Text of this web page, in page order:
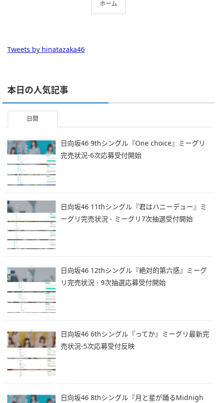
ホーム
Tweets by hinatazaka46
本日の人気記事
日間
日向坂46 9thシングル『One choice』ミーグリ
完売状況-6次応募受付開始
日向坂46 11thシングル『君はハニーデュー』ミ
ーグリ完売状況 - ミーグリ7次抽選受付開始
日向坂46 12thシングル『絶対的第六感』ミーグ
リ完売状況 - 9次抽選応募受付開始
日向坂46 6thシングル『ってか』ミーグリ最新完
売状況-5次応募受付反映
日向坂46 8thシングル『月と星が踊るMidnigh